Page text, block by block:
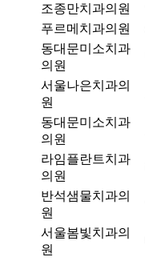
조종만치과의원
푸르메치과의원
동대문미소치과
의원
서울나은치과의
원
동대문미소치과
의원
라임플란트치과
의원
반석샘물치과의
원
서울봄빛치과의
원